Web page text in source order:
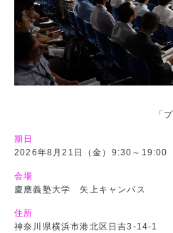
「
期日
2026年8月21日（金）9:30～19:00
会場
慶應義塾大学 矢上キャンパス
住所
神奈川県横浜市港北区日吉3-14-1